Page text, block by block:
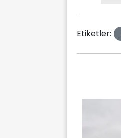
Etiketler: